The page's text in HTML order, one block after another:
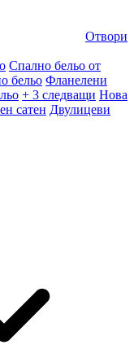
Отвори
Спално бельо от
бельо Фланелени
+ 3 следващи Нова
сатен Двулицеви